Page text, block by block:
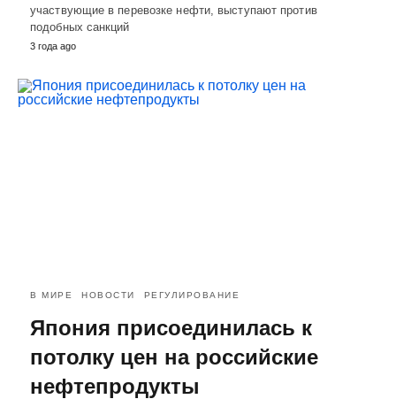
участвующие в перевозке нефти, выступают против
подобных санкций
3 года ago
В МИРЕ НОВОСТИ РЕГУЛИРОВАНИЕ
Япония присоединилась к
потолку цен на российские
нефтепродукты